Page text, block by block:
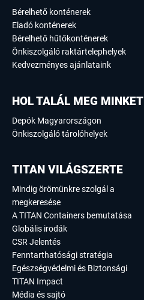
Bérelhető konténerek
Eladó konténerek
Bérelhető hűtőkonténerek
Önkiszolgáló raktártelephelyek
Kedvezményes ajánlataink
HOL TALÁL MEG MINKET
Depók Magyarországon
Önkiszolgáló tárolóhelyek
TITAN VILÁGSZERTE
Mindig örömünkre szolgál a
megkeresése
A TITAN Containers bemutatása
Globális irodák
CSR Jelentés
Fenntarthatósági stratégia
Egészségvédelmi és Biztonsági
TITAN Impact
Média és sajtó